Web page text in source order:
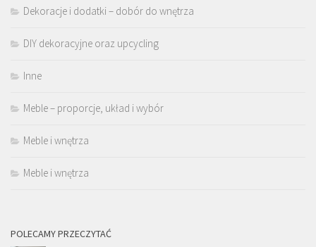
Dekoracje i dodatki – dobór do wnętrza
DIY dekoracyjne oraz upcycling
Inne
Meble – proporcje, układ i wybór
Meble i wnętrza
Meble i wnętrza
POLECAMY PRZECZYTAĆ